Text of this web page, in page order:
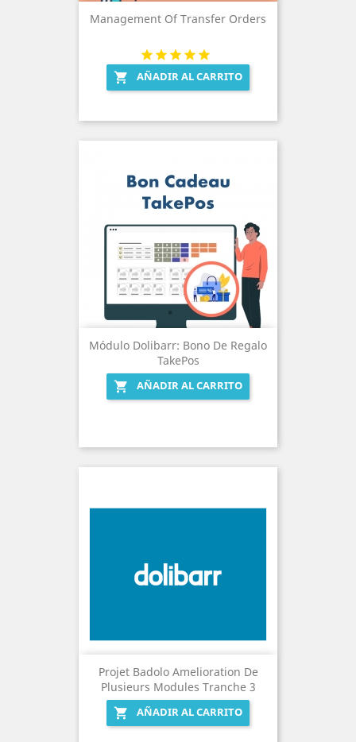
Management Of Transfer Orders
 AÑADIR AL CARRITO
Módulo Dolibarr: Bono De Regalo
TakePos

AÑADIR AL CARRITO
Projet Badolo Amelioration De
Plusieurs Modules Tranche 3

AÑADIR AL CARRITO